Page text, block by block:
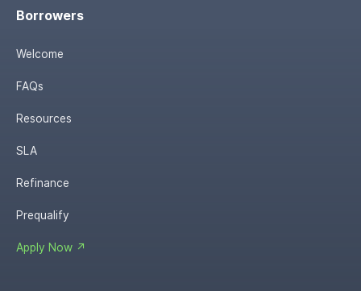
Borrowers
Welcome
FAQs
Resources
SLA
Refinance
Prequalify
Apply Now ↗